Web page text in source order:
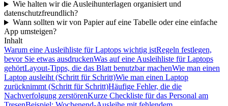
Wie halten wir die Ausleihunterlagen organisiert und
datenschutzfreundlich?
Wann sollten wir von Papier auf eine Tabelle oder eine einfache
App umsteigen?
Inhalt
Warum eine Ausleihliste für Laptops wichtig istRegeln festlegen,
bevor Sie etwas ausdruckenWas auf eine Ausleihliste für Laptops
gehörtLayout-Tipps, die das Blatt benutzbar machenWie man einen
Laptop ausleiht (Schritt für Schritt)Wie man einen Laptop
zurücknimmt (Schritt für Schritt)Häufige Fehler, die die
Nachverfolgung zerstörenKurze Checkliste für das Personal am